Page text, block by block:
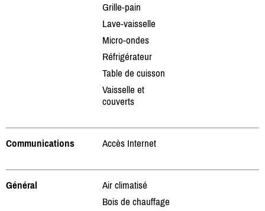
Grille-pain
Lave-vaisselle
Micro-ondes
Réfrigérateur
Table de cuisson
Vaisselle et
couverts
Communications Accès Internet
Général
Air climatisé
Bois de chauffage